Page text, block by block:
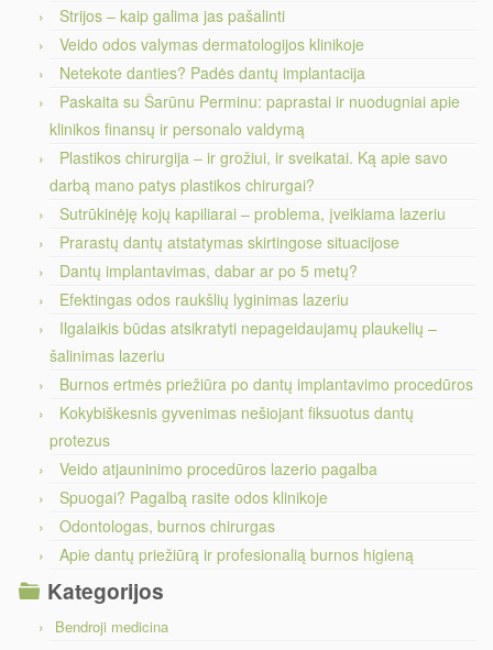
Strijos – kaip galima jas pašalinti
Veido odos valymas dermatologijos klinikoje
Netekote danties? Padės dantų implantacija
Paskaita su Šarūnu Perminu: paprastai ir nuodugniai apie
klinikos finansų ir personalo valdymą
Plastikos chirurgija – ir grožiui, ir sveikatai. Ką apie savo
darbą mano patys plastikos chirurgai?
Sutrūkinėję kojų kapiliarai – problema, įveikiama lazeriu
Prarastų dantų atstatymas skirtingose situacijose
Dantų implantavimas, dabar ar po 5 metų?
Efektingas odos raukšlių lyginimas lazeriu
Ilgalaikis būdas atsikratyti nepageidaujamų plaukelių –
šalinimas lazeriu
Burnos ertmės priežiūra po dantų implantavimo procedūros
Kokybiškesnis gyvenimas nešiojant fiksuotus dantų
protezus
Veido atjauninimo procedūros lazerio pagalba
Spuogai? Pagalbą rasite odos klinikoje
Odontologas, burnos chirurgas
Apie dantų priežiūrą ir profesionalią burnos higieną
Kategorijos
Bendroji medicina